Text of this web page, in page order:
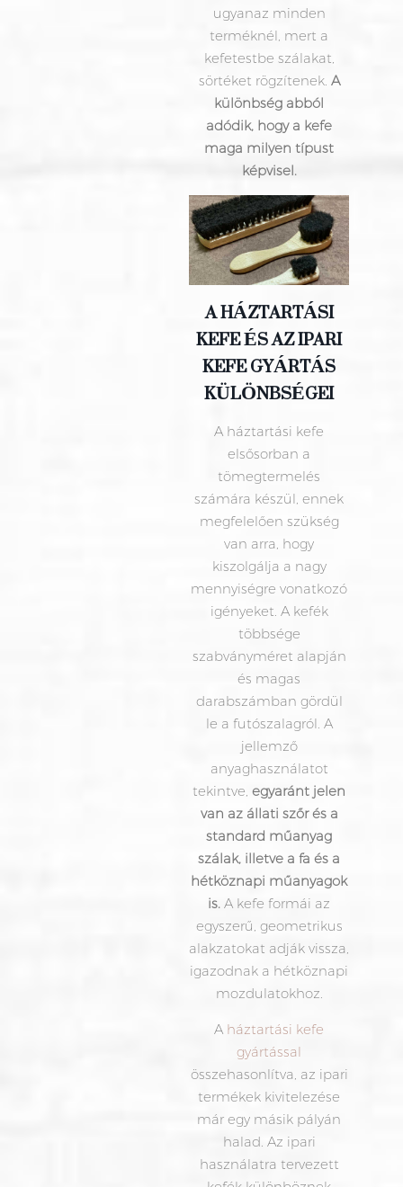
ugyanaz minden
terméknél, mert a
kefetestbe szálakat,
sörtéket rögzítenek. A
különbség abból
adódik, hogy a kefe
maga milyen típust
képvisel.
A HÁZTARTÁSI
KEFE ÉS AZ IPARI
KEFE GYÁRTÁS
KÜLÖNBSÉGEI
A háztartási kefe
elsősorban a
tömegtermelés
számára készül, ennek
megfelelően szükség
van arra, hogy
kiszolgálja a nagy
mennyiségre vonatkozó
igényeket. A kefék
többsége
szabványméret alapján
és magas
darabszámban gördül
le a futószalagról. A
jellemző
anyaghasználatot
tekintve, egyaránt jelen
van az állati szőr és a
standard műanyag
szálak, illetve a fa és a
hétköznapi műanyagok
is. A kefe formái az
egyszerű, geometrikus
alakzatokat adják vissza,
igazodnak a hétköznapi
mozdulatokhoz.
A háztartási kefe
gyártással
összehasonlítva, az ipari
termékek kivitelezése
már egy másik pályán
halad. Az ipari
használatra tervezett